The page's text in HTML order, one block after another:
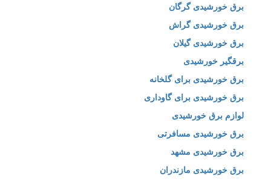
برق خورشیدی گرگان
برق خورشیدی گراش
برق خورشیدی گیلان
برقگیر خورشیدی
برق خورشیدی برای گلخانه
برق خورشیدی برای گاوداری
لوازم برق خورشیدی
برق خورشیدی مسافرتی
برق خورشیدی مشهد
برق خورشیدی مازندران